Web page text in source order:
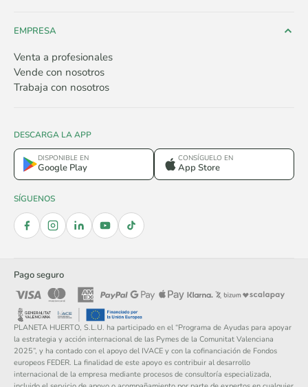
EMPRESA
Venta a profesionales
Vende con nosotros
Trabaja con nosotros
DESCARGA LA APP
DISPONIBLE EN
Google Play
CONSÍGUELO EN
App Store
SÍGUENOS
Pago seguro
PLANETA HUERTO, S.L.U. ha participado en el “Programa de Ayudas para apoyar
la estrategia y acción internacional de las Pymes de la Comunitat Valenciana
2025”, y ha contado con el apoyo del IVACE y con la cofinanciación de Fondos
europeos FEDER. La finalidad de este apoyo es contribuir al desarrollo
internacional de la empresa mediante procesos de consultoría especializada,